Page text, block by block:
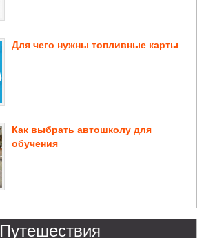
Для чего нужны топливные карты
Как выбрать автошколу для
обучения
Путешествия